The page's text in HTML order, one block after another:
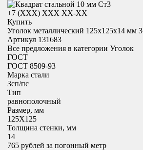
+7 (XXX) ХХХ ХХ-ХХ
Купить
Уголок металлический 125x125х14 мм
Артикул 131683
Все предложения в категории Уголок
ГОСТ
ГОСТ 8509-93
Марка стали
3сп/пс
Тип
равнополочный
Размер, мм
125X125
Толщина стенки, мм
14
765 рублей за погонный метр